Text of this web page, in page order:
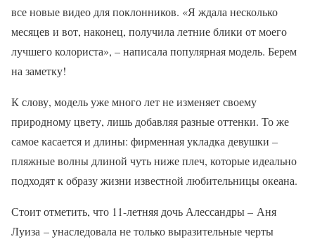
все новые видео для поклонников. «Я ждала несколько
месяцев и вот, наконец, получила летние блики от моего
лучшего колориста», – написала популярная модель. Берем
на заметку!
К слову, модель уже много лет не изменяет своему
природному цвету, лишь добавляя разные оттенки. То же
самое касается и длины: фирменная укладка девушки –
пляжные волны длиной чуть ниже плеч, которые идеально
подходят к образу жизни известной любительницы океана.
Стоит отметить, что 11-летняя дочь Алессандры – Аня
Луиза – унаследовала не только выразительные черты